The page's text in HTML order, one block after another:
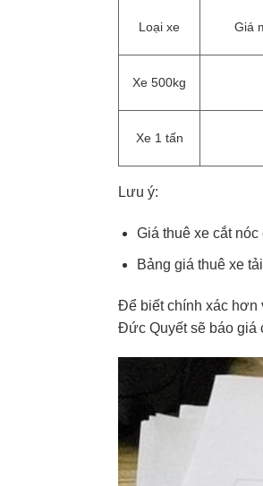
Loại xe Giá
Xe 500kg
Xe 1 tấn
Lưu ý:
Giá thuê xe cắt
Bảng giá thuê xe
Để biết chính xác hơn
Đức Quyết sẽ báo giá